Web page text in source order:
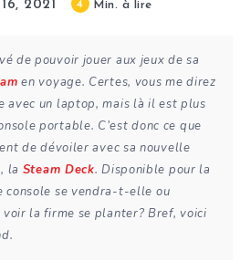
2021 4 Min. à lire
de pouvoir jouer aux jeux de sa
en voyage. Certes, vous me direz
avec un laptop, mais là il est plus
portable. C’est donc ce que
de dévoiler avec sa nouvelle
la Steam Deck. Disponible pour la
console se vendra-t-elle ou
voir la firme se planter? Bref, voici